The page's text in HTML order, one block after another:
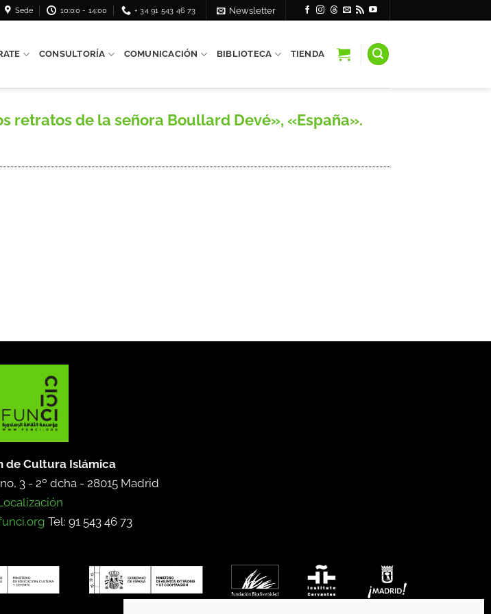
Sede 10:00 - 14:00 + 34 91 543 46 73 Newsletter
CONSULTORÍA COMUNICACIÓN BIBLIOTECA TIENDA
retratos de la señora Boullard Devé», «España».
de Cultura Islámica
3 - 2º dcha - 28015 Madrid
Tel: 91 543 46 73